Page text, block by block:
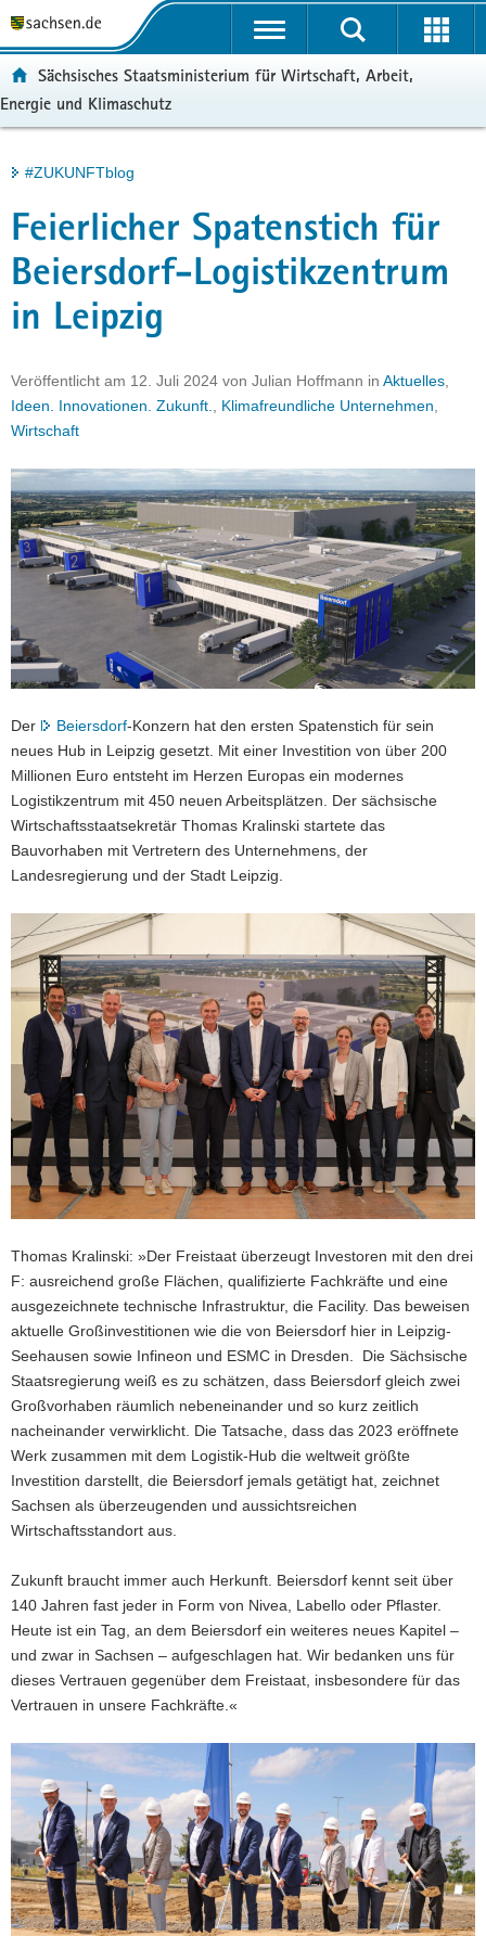
t
a
l
e
g
r
e
e
n
d
a
v
i
t
i
o
u
p
t
h
l
t
e
r
v
e
Portalübergreifende
Sächsisches Staatsministerium für Wirtschaft, Arbeit,
Energie und Klimaschutz
Hauptinhalt
#ZUKUNFTblog
Feierlicher Spatenstich für
Beiersdorf-Logistikzentrum
in Leipzig
Veröffentlicht am 12. Juli 2024 von Julian Hoffmann in Aktuelles
Ideen. Innovationen. Zukunft.
Klimafreundliche Unternehmen
Wirtschaft
Der Beiersdorf-Konzern hat den ersten Spatenstich für sein
neues Hub in Leipzig gesetzt. Mit einer Investition von über 200
Millionen Euro entsteht im Herzen Europas ein modernes
Logistikzentrum mit 450 neuen Arbeitsplätzen. Der sächsische
Wirtschaftsstaatsekretär Thomas Kralinski startete das
Bauvorhaben mit Vertretern des Unternehmens, der
Landesregierung und der Stadt Leipzig.
Thomas Kralinski: »Der Freistaat überzeugt Investoren mit den drei
F: ausreichend große Flächen, qualifizierte Fachkräfte und eine
ausgezeichnete technische Infrastruktur, die Facility. Das beweisen
aktuelle Großinvestitionen wie die von Beiersdorf hier in Leipzig-
Seehausen sowie Infineon und ESMC in Dresden. Die Sächsische
Staatsregierung weiß es zu schätzen, dass Beiersdorf gleich zwei
Großvorhaben räumlich nebeneinander und so kurz zeitlich
nacheinander verwirklicht. Die Tatsache, dass das 2023 eröffnete
Werk zusammen mit dem Logistik-Hub die weltweit größte
Investition darstellt, die Beiersdorf jemals getätigt hat, zeichnet
Sachsen als überzeugenden und aussichtsreichen
Wirtschaftsstandort aus.
Zukunft braucht immer auch Herkunft. Beiersdorf kennt seit über
140 Jahren fast jeder in Form von Nivea, Labello oder Pflaster.
Heute ist ein Tag, an dem Beiersdorf ein weiteres neues Kapitel –
und zwar in Sachsen – aufgeschlagen hat. Wir bedanken uns für
dieses Vertrauen gegenüber dem Freistaat, insbesondere für das
Vertrauen in unsere Fachkräfte.«